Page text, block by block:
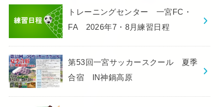
トレーニングセンター 一宮FC・
FA 2026年7・8月練習日程
第53回一宮サッカースクール 夏季
合宿 IN神鍋高原